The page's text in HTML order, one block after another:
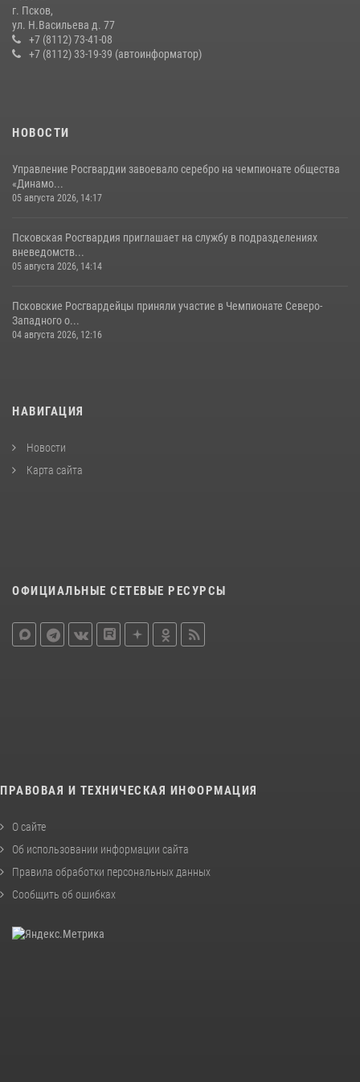
Сотрудники вневедомственной охраны Росгвардии за минувшие
сутки пресекли в областном центре серию краж
22 июля 2026, 10:19
16 июля 2026, 10:24
г. Псков,
ул. Н.Васильева д. 77
+7 (8112) 73-41-08
+7 (8112) 33-19-39 (автоинформатор)
НОВОСТИ
Управление Росгвардии завоевало серебро на чемпионате общества
«Динамо...
05 августа 2026, 14:17
Псковская Росгвардия приглашает на службу в подразделениях
вневедомств...
05 августа 2026, 14:14
Псковские Росгвардейцы приняли участие в Чемпионате Северо-
Западного о...
04 августа 2026, 12:16
НАВИГАЦИЯ
Новости
Карта сайта
ОФИЦИАЛЬНЫЕ СЕТЕВЫЕ РЕСУРСЫ
ПРАВОВАЯ И ТЕХНИЧЕСКАЯ ИНФОРМАЦИЯ
О сайте
Об использовании информации сайта
Правила обработки персональных данных
Сообщить об ошибках